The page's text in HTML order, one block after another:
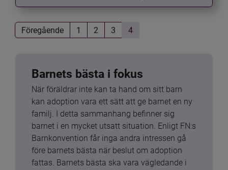
Föregående 1 2 3 4
Barnets bästa i fokus
När föräldrar inte kan ta hand om sitt barn
kan adoption vara ett sätt att ge barnet en ny
familj. I detta sammanhang befinner sig
barnet i en mycket utsatt situation. Enligt FN:s
Barnkonvention får inga andra intressen gå
före barnets bästa när beslut om adoption
fattas. Barnets bästa ska vara vägledande i